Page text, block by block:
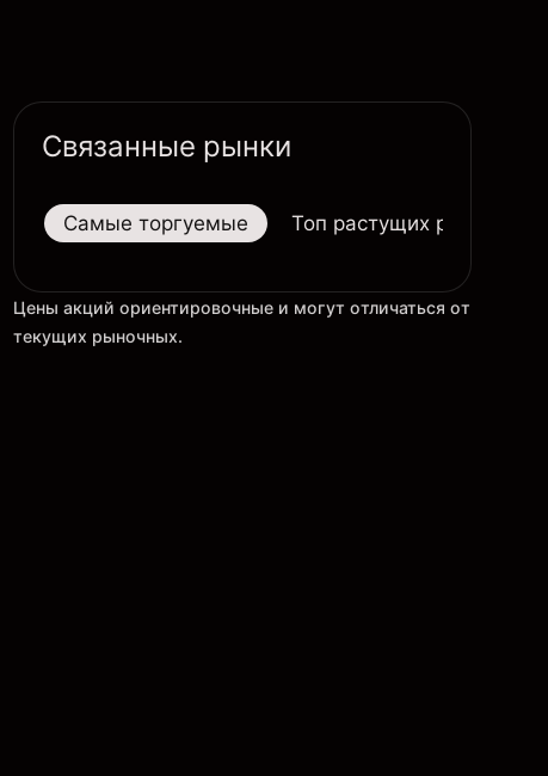
Связанные рынки
Самые торгуемые Топ растущих рынков
Цены акций ориентировочные и могут отличаться от
текущих рыночных.